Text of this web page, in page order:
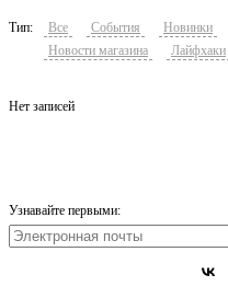
Тип: Все События Новинки
Новости магазина
Лайфхаки
Нет записей
Узнавайте первыми: